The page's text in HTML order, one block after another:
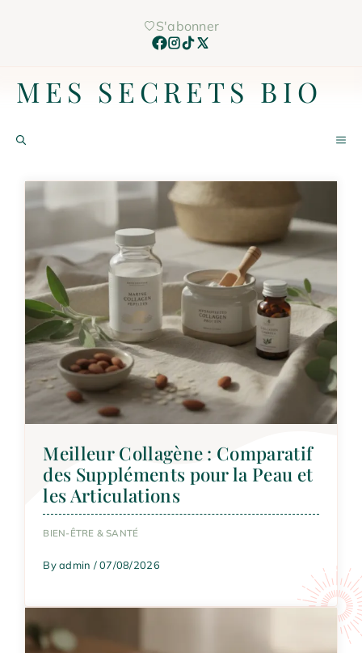
S'abonner
MES SECRETS BIO
Meilleur Collagène : Comparatif
des Suppléments pour la Peau et
les Articulations
BIEN-ÊTRE & SANTÉ
By admin / 07/08/2026